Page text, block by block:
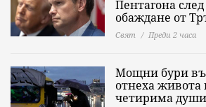
Пентагона
обаждане от
Свят Преди 2 часа
Мощни бури
отнеха
четирима души